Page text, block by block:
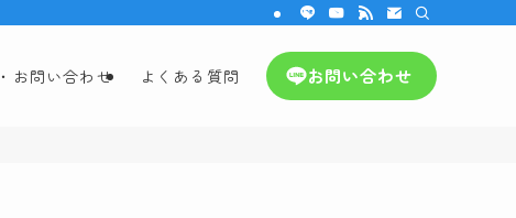
お問い合わせ よくある質問 お問い合わせ